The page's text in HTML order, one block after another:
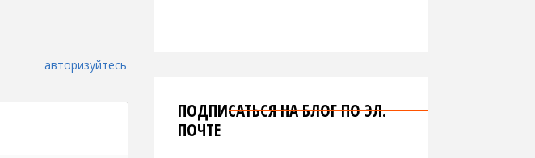
авторизуйтесь
ПОДПИСАТЬСЯ НА БЛОГ ПО ЭЛ.
ПОЧТЕ